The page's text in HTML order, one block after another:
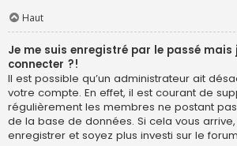
Haut
Je me suis enregistré par le passé mais
connecter ?!
Il est possible qu’un administrateur ait
votre compte. En effet, il est courant de
régulièrement les membres ne postant
de la base de données. Si cela vous
enregistrer et soyez plus investi sur le